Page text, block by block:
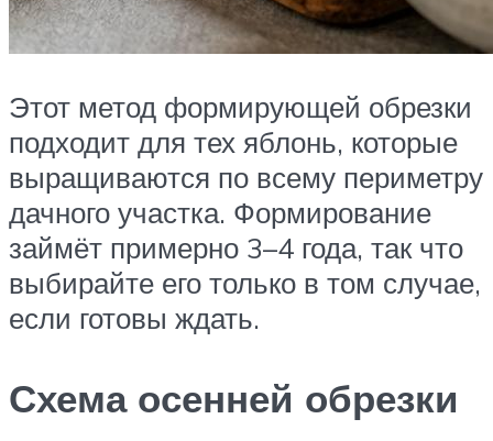
Этот метод формирующей обрезки
подходит для тех яблонь, которые
выращиваются по всему периметру
дачного участка. Формирование
займёт примерно 3–4 года, так что
выбирайте его только в том случае,
если готовы ждать.
Схема осенней обрезки